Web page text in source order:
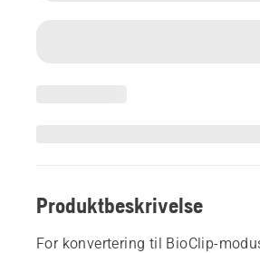
Produktbeskrivelse
For konvertering til BioClip-